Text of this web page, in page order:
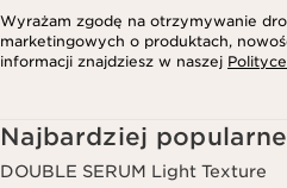
Wyrażam zgodę na otrzymywanie
marketingowych o produktach,
informacji znajdziesz w naszej
Najbardziej popularne
DOUBLE SERUM Light Texture